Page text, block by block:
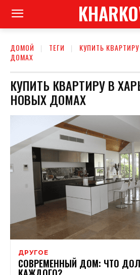
ДОМОЙ ТЕГИ
КУПИТЬ
ДОМАХ
КУПИТЬ КВАРТИРУ В
НОВЫХ ДОМАХ
ДРУГОЕ
СОВРЕМЕННЫЙ ДОМ: ЧТО